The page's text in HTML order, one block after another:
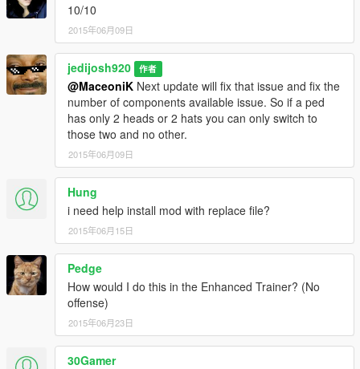
10/10
2015年06月09日
jedijosh920 作者
@MaceoniK Next update will fix that issue and fix the
number of components available issue. So if a ped
has only 2 heads or 2 hats you can only switch to
those two and no other.
2015年06月09日
Hung
i need help install mod with replace file?
2015年06月15日
Pedge
How would I do this in the Enhanced Trainer? (No
offense)
2015年06月23日
30Gamer